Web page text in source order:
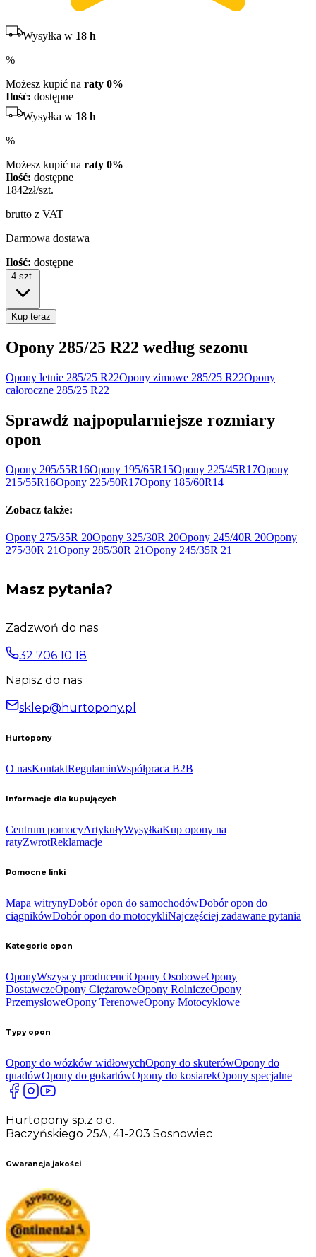
Wysyłka w 18 h
%
Możesz kupić na raty 0%
Ilość: dostępne
Wysyłka w 18 h
%
Możesz kupić na raty 0%
Ilość: dostępne
1842zł/szt.
brutto z VAT
Darmowa dostawa
Ilość: dostępne
4 szt.
Kup teraz
Opony 285/25 R22 według sezonu
Opony letnie 285/25 R22Opony zimowe 285/25 R22Opony
całoroczne 285/25 R22
Sprawdź najpopularniejsze rozmiary
opon
Opony 205/55R16Opony 195/65R15Opony 225/45R17Opony
215/55R16Opony 225/50R17Opony 185/60R14
Zobacz także:
Opony 275/35R 20Opony 325/30R 20Opony 245/40R 20Opony
275/30R 21Opony 285/30R 21Opony 245/35R 21
Masz pytania?
Zadzwoń do nas
32 706 10 18
Napisz do nas
sklep@hurtopony.pl
Hurtopony
O nasKontaktRegulaminWspółpraca B2B
Informacje dla kupujących
Centrum pomocyArtykułyWysyłkaKup opony na
ratyZwrotReklamacje
Pomocne linki
Mapa witrynyDobór opon do samochodówDobór opon do
ciągnikówDobór opon do motocykliNajczęściej zadawane pytania
Kategorie opon
OponyWszyscy producenciOpony OsoboweOpony
DostawczeOpony CiężaroweOpony RolniczeOpony
PrzemysłoweOpony TerenoweOpony Motocyklowe
Typy opon
Opony do wózków widłowychOpony do skuterówOpony do
quadówOpony do gokartówOpony do kosiarekOpony specjalne
Hurtopony sp.z o.o.
Baczyńskiego 25A, 41-203 Sosnowiec
Gwarancja jakości